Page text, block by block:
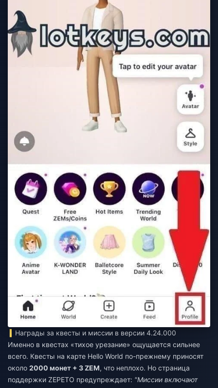
Награды за квесты и миссии в версии 4.24.000
Именно в квестах «тихое урезание» ощущается сильнее
всего. Квесты на карте Hello World по-прежнему приносят
около 2000 монет + 3 ZEM, что неплохо. Но страница
поддержки ZEPETO предупреждает: "Миссии включают